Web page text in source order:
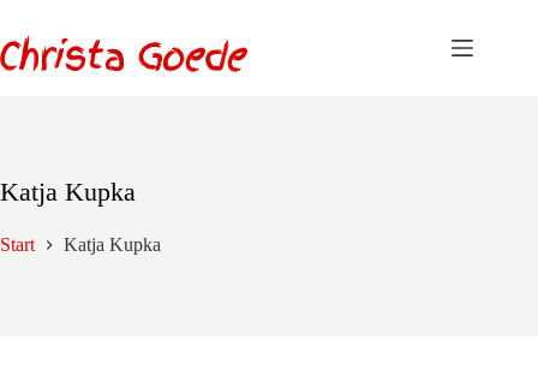
springen
Katja Kupka
Start Katja Kupka